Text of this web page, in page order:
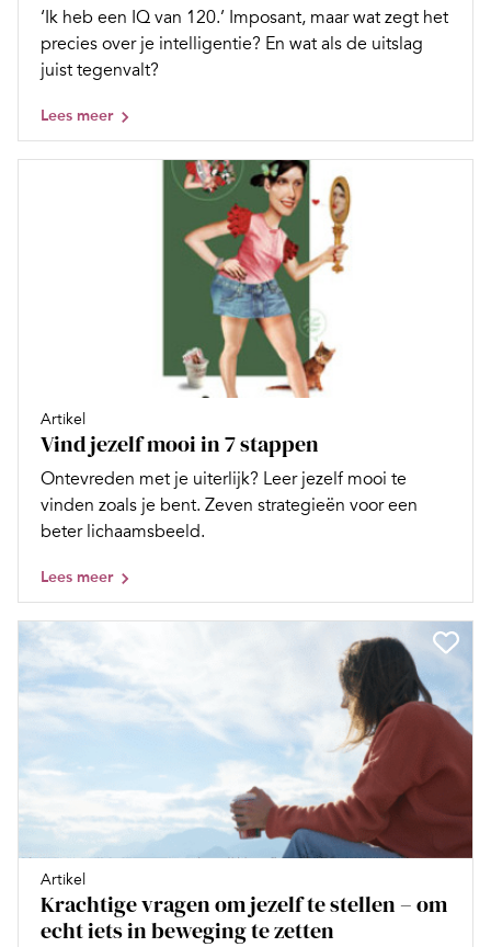
‘Ik heb een IQ van 120.’ Imposant, maar wat zegt het
precies over je intelligentie? En wat als de uitslag
juist tegenvalt?
Lees meer
Artikel
Vind jezelf mooi in 7 stappen
Ontevreden met je uiterlijk? Leer jezelf mooi te
vinden zoals je bent. Zeven strategieën voor een
beter lichaamsbeeld.
Lees meer
Artikel
Krachtige vragen om jezelf te stellen – om
echt iets in beweging te zetten